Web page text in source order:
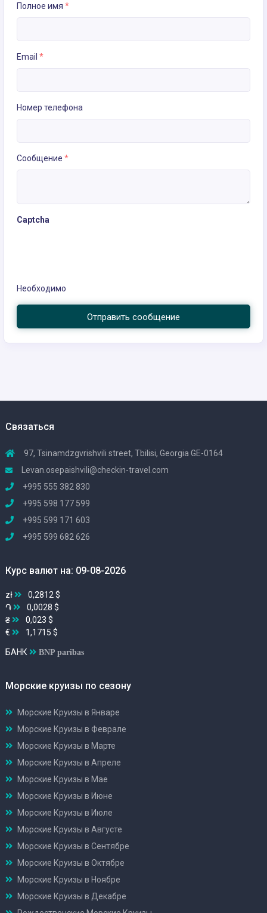
Полное имя *
Email *
Номер телефона
Сообщение *
Captcha
Необходимо
Отправить сообщение
Связаться
97, Tsinamdzgvrishvili street, Tbilisi, Georgia GE-0164
Levan.osepaishvili@checkin-travel.com
+995 555 382 830
+995 598 177 599
+995 599 171 603
+995 599 682 626
Курс валют на: 09-08-2026
zł
0,2812 $
֏
0,0028 $
₴
0,023 $
€
1,1715 $
БАНК BNP paribas
Морские круизы по сезону
Морские Круизы в Январе
Морские Круизы в Феврале
Морские Круизы в Марте
Морские Круизы в Апреле
Морские Круизы в Мае
Морские Круизы в Июне
Морские Круизы в Июле
Морские Круизы в Августе
Морские Круизы в Сентябре
Морские Круизы в Октябре
Морские Круизы в Ноябре
Морские Круизы в Декабре